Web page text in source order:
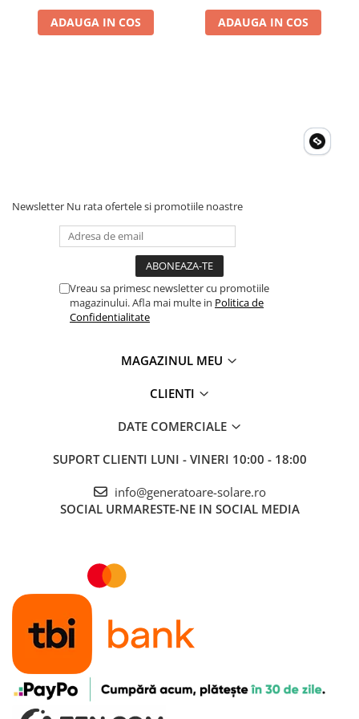
Roboti Pornire Auto
Clampmetre
Detectoare
Telemetre
Termometre
Lichidare stoc
ADAUGA IN COS ADAUGA IN COS
Newsletter Nu rata ofertele si promotiile noastre
Vreau sa primesc newsletter cu promotiile
magazinului. Afla mai multe in Politica de
Confidentialitate
MAGAZINUL MEU
CLIENTI
DATE COMERCIALE
SUPORT CLIENTI LUNI - VINERI 10:00 - 18:00
info@generatoare-solare.ro
SOCIAL URMARESTE-NE IN SOCIAL MEDIA